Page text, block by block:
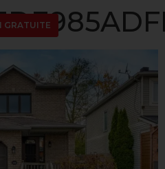
GRATUITE